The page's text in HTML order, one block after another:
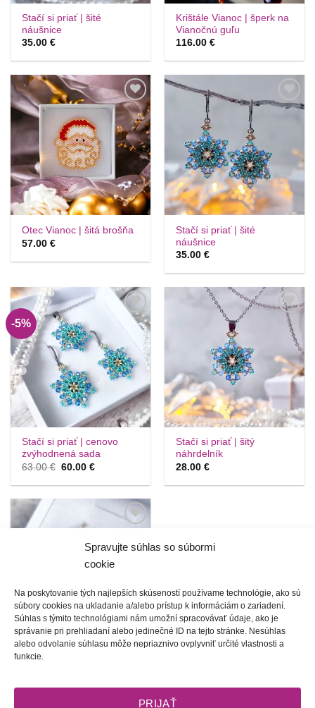
Spravujte súhlas so súbormi
cookie
Na poskytovanie tých najlepších skúseností používame technológie, ako sú
súbory cookies na ukladanie a/alebo prístup k informáciám o zariadení.
Súhlas s týmito technológiami nám umožní spracovávať údaje, ako je
správanie pri prehliadaní alebo jedinečné ID na tejto stránke. Nesúhlas
alebo odvolanie súhlasu môže nepriaznivo ovplyvniť určité vlastnosti a
funkcie.
PRIJAŤ
Stačí si priať | šité
náušnice
35.00€
Krištále Vianoc | šperk na
Vianočnú guľu
116.00€
Túto
krasotinku
si prosím
Otec Vianoc | šitá brošňa
57.00€
Túto
Stačí si priať | šité
náušnice
35.00€
-5%
krasotinku
Stačí si priať | cenovo
zvýhodnená sada
63.00€ Pôvodná
bola:
60.00€Aktuálna
je:
krasotinku
si prosím
Stačí si priať | šitý
náhrdelník
28.00€
krasotinku
si prosím
Malé radosti | šité